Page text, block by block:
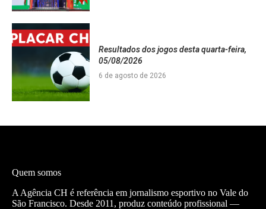
Resultados dos jogos desta quarta-feira,
05/08/2026
6 de agosto de 2026
Quem somos
A Agência CH é referência em jornalismo esportivo no Vale do
São Francisco. Desde 2011, produz conteúdo profissional —